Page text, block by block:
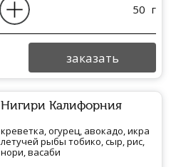
50 г
заказать
Нигири Калифорния
креветка, огурец, авокадо, икра
летучей рыбы тобико, сыр, рис,
нори, васаби